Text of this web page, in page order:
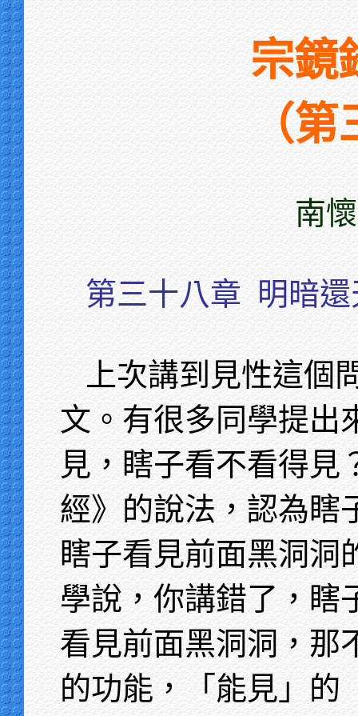
宗鏡
（
南
第三十八章 明暗
上次講到見性這個
文。有很多同學提出
見，瞎子看不看得見
經》的說法，認為瞎
瞎子看見前面黑洞洞
學說，你講錯了，瞎
看見前面黑洞洞，那
的功能，「能見」的